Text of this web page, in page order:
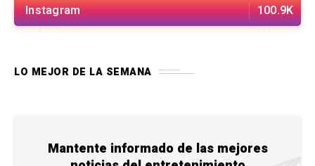
Instagram 100.9K
LO MEJOR DE LA SEMANA
Mantente informado de las mejores